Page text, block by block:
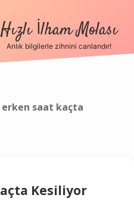
Hızlı İlham Molası
Anlık bilgilerle zihnini canlandır!
erken saat kaçta
Kesiliyor